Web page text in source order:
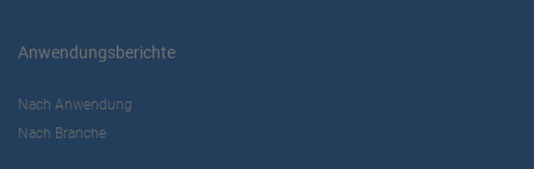
Anwendungsberichte
Nach Anwendung
Nach Branche